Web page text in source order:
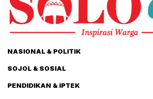
NASIONAL & POLITIK
SOJOL & SOSIAL
PENDIDIKAN & IPTEK